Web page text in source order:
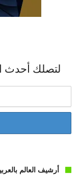
لتصلك أحدث
أرشيف العالم